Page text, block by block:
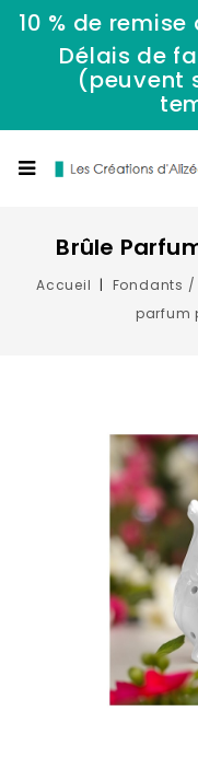
10 % de
Délais de
(peuvent
Brûle
Accueil Fondants /
parfum